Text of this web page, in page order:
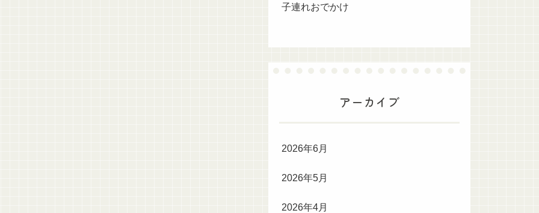
子連れおでかけ
アーカイブ
2026年6月
2026年5月
2026年4月